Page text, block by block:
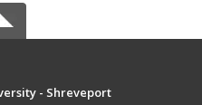
- Shreveport